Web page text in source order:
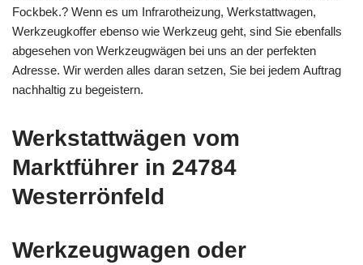
Fockbek.? Wenn es um Infrarotheizung, Werkstattwagen,
Werkzeugkoffer ebenso wie Werkzeug geht, sind Sie ebenfalls
abgesehen von Werkzeugwägen bei uns an der perfekten
Adresse. Wir werden alles daran setzen, Sie bei jedem Auftrag
nachhaltig zu begeistern.
Werkstattwägen vom
Marktführer in 24784
Westerrönfeld
Werkzeugwagen oder